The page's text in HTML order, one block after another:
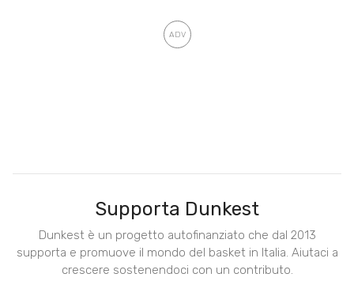
Supporta Dunkest
Dunkest è un progetto autofinanziato che dal 2013
supporta e promuove il mondo del basket in Italia. Aiutaci a
crescere sostenendoci con un contributo.